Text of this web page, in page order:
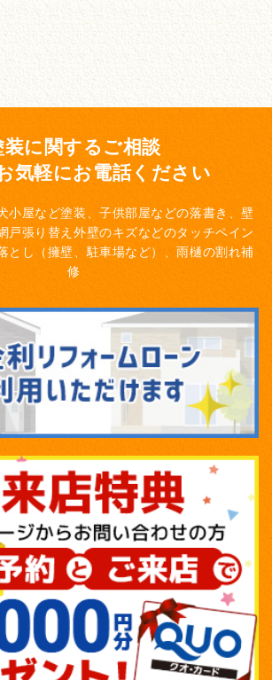
装に関するご相談
気軽にお電話ください
小屋など塗装、子供部屋などの落書き、壁
戸張り替え 外壁のキズなどのタッチペイン
とし（擁壁、駐車場など）、雨樋の割れ補
修